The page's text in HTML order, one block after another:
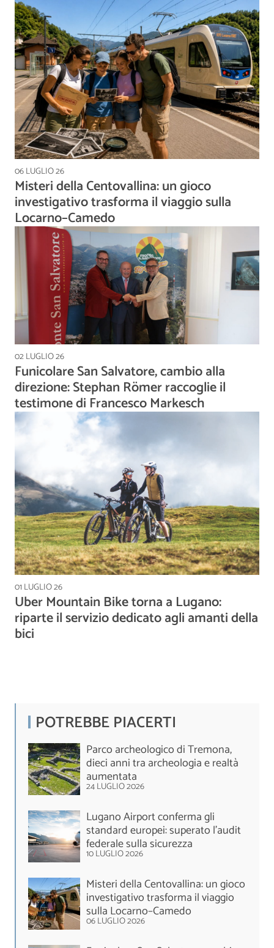
06 LUGLIO 26
Misteri della Centovallina: un gioco
investigativo trasforma il viaggio sulla
Locarno–Camedo
02 LUGLIO 26
Funicolare San Salvatore, cambio alla
direzione: Stephan Römer raccoglie il
testimone di Francesco Markesch
01 LUGLIO 26
Uber Mountain Bike torna a Lugano:
riparte il servizio dedicato agli amanti della
bici
POTREBBE PIACERTI
Parco archeologico di Tremona,
dieci anni tra archeologia e realtà
aumentata
24 LUGLIO 2026
Lugano Airport conferma gli
standard europei: superato l'audit
federale sulla sicurezza
10 LUGLIO 2026
Misteri della Centovallina: un gioco
investigativo trasforma il viaggio
sulla Locarno–Camedo
06 LUGLIO 2026